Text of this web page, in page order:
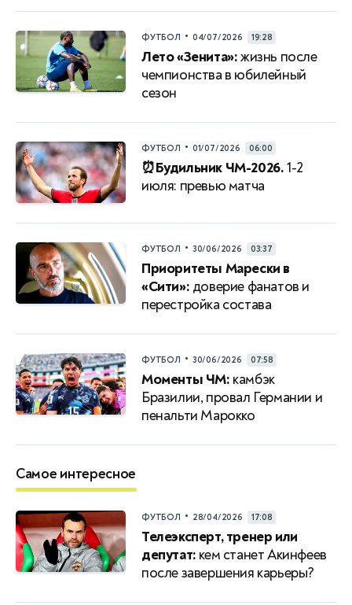
ФУТБОЛ • 04/07/2026 19:28
Лето «Зенита»:жизнь после
чемпионства в юбилейный
сезон
ФУТБОЛ • 01/07/2026 06:00
⏰Будильник ЧМ-2026.1-2
июля: превью матча
ФУТБОЛ • 30/06/2026 03:37
Приоритеты Марески в
«Сити»: доверие фанатов и
перестройка состава
ФУТБОЛ • 30/06/2026 07:58
Моменты ЧМ: камбэк
Бразилии, провал Германии и
пенальти Марокко
Самое интересное
ФУТБОЛ • 28/04/2026 17:08
Телеэксперт, тренер или
депутат: кем станет Акинфеев
после завершения карьеры?